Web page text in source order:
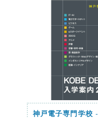
神戸電子専門学校